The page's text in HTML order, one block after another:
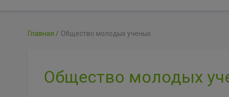
Главная Общество молодых ученых
Общество молодых